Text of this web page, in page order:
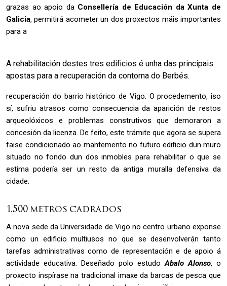
grazas ao apoio da Consellería de Educación da Xunta de
Galicia, permitirá acometer un dos proxectos máis importantes
para a
A rehabilitación destes tres edificios é unha das principais
apostas para a recuperación da contorna do Berbés.
recuperación do barrio histórico de Vigo. O procedemento, iso
sí, sufriu atrasos como consecuencia da aparición de restos
arqueolóxicos e problemas construtivos que demoraron a
concesión da licenza. De feito, este trámite que agora se supera
faise condicionado ao mantemento no futuro edificio dun muro
situado no fondo dun dos inmobles para rehabilitar o que se
estima podería ser un resto da antiga muralla defensiva da
cidade.
1.500 metros cadrados
A nova sede da Universidade de Vigo no centro urbano exponse
como un edificio multiusos no que se desenvolverán tanto
tarefas administrativas como de representación e de apoio á
actividade educativa. Deseñado polo estudoAbalo Alonso, o
proxecto inspírase na tradicional imaxe da barcas de pesca que